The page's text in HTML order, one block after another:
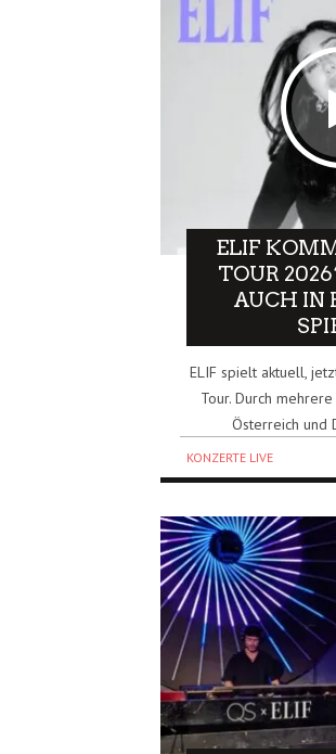
ELIF
TOUR
AUCH IN
ELIF spielt aktuell,
Tour. Durch
Österreich und
KONZERTE LIVE